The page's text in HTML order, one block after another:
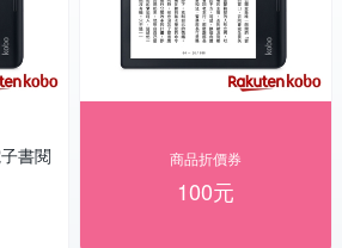
書閱
商品折價券
100元